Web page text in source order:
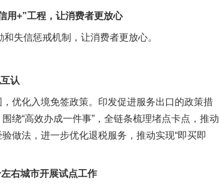
+”工程，让消费者更放心
失信惩戒机制，让消费者更放心。
认
化入境免签政策。印发促进服务出口的政策措
绕“高效办成一件事”，全链条梳理堵点卡点，推动
做法，进一步优化退税服务，推动实现“即买即
右城市开展试点工作